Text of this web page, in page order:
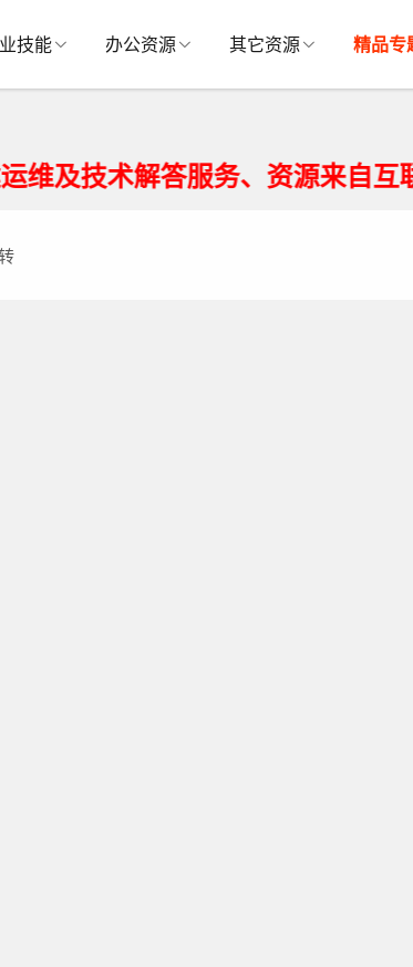
技能 办公资源 其它资源 精品专
及技术解答服务、资源来自互联